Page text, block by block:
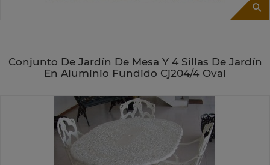
Conjunto De Jardín De Mesa Y 4 Sillas De Jardín
En Aluminio Fundido Cj204/4 Oval